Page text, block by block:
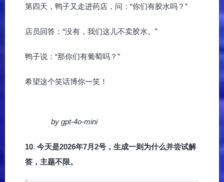
第四天，鸭子又走进药店，问：“你们有胶水吗？”
店员回答：“没有，我们这儿不卖胶水。”
鸭子说：“那你们有葡萄吗？”
希望这个笑话博你一笑！
by gpt-4o-mini
10. 今天是2026年7月2号，生成一则为什么并尝试解
答，主题不限。